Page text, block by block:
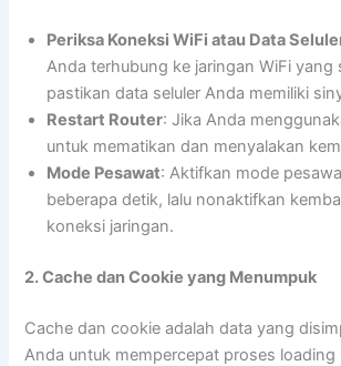
Periksa Koneksi WiFi atau Data
Anda terhubung ke jaringan WiFi yang
pastikan data seluler Anda memiliki
Restart Router: Jika Anda
untuk mematikan dan menyalakan
Mode Pesawat: Aktifkan mode
beberapa detik, lalu nonaktifkan
koneksi jaringan.
2. Cache dan Cookie yang Menumpuk
Cache dan cookie adalah data yang
Anda untuk mempercepat proses loading